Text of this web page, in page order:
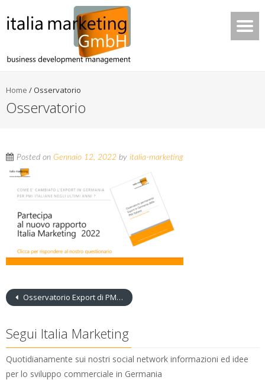
Home / Osservatorio
Osservatorio
Posted on Gennaio 12, 2022 by italia-marketing
Osservatorio Export di PMI Italiane in Germania 2022
Segui Italia Marketing
Quotidianamente sui nostri social network informazioni ed idee
per lo sviluppo commerciale in Germania